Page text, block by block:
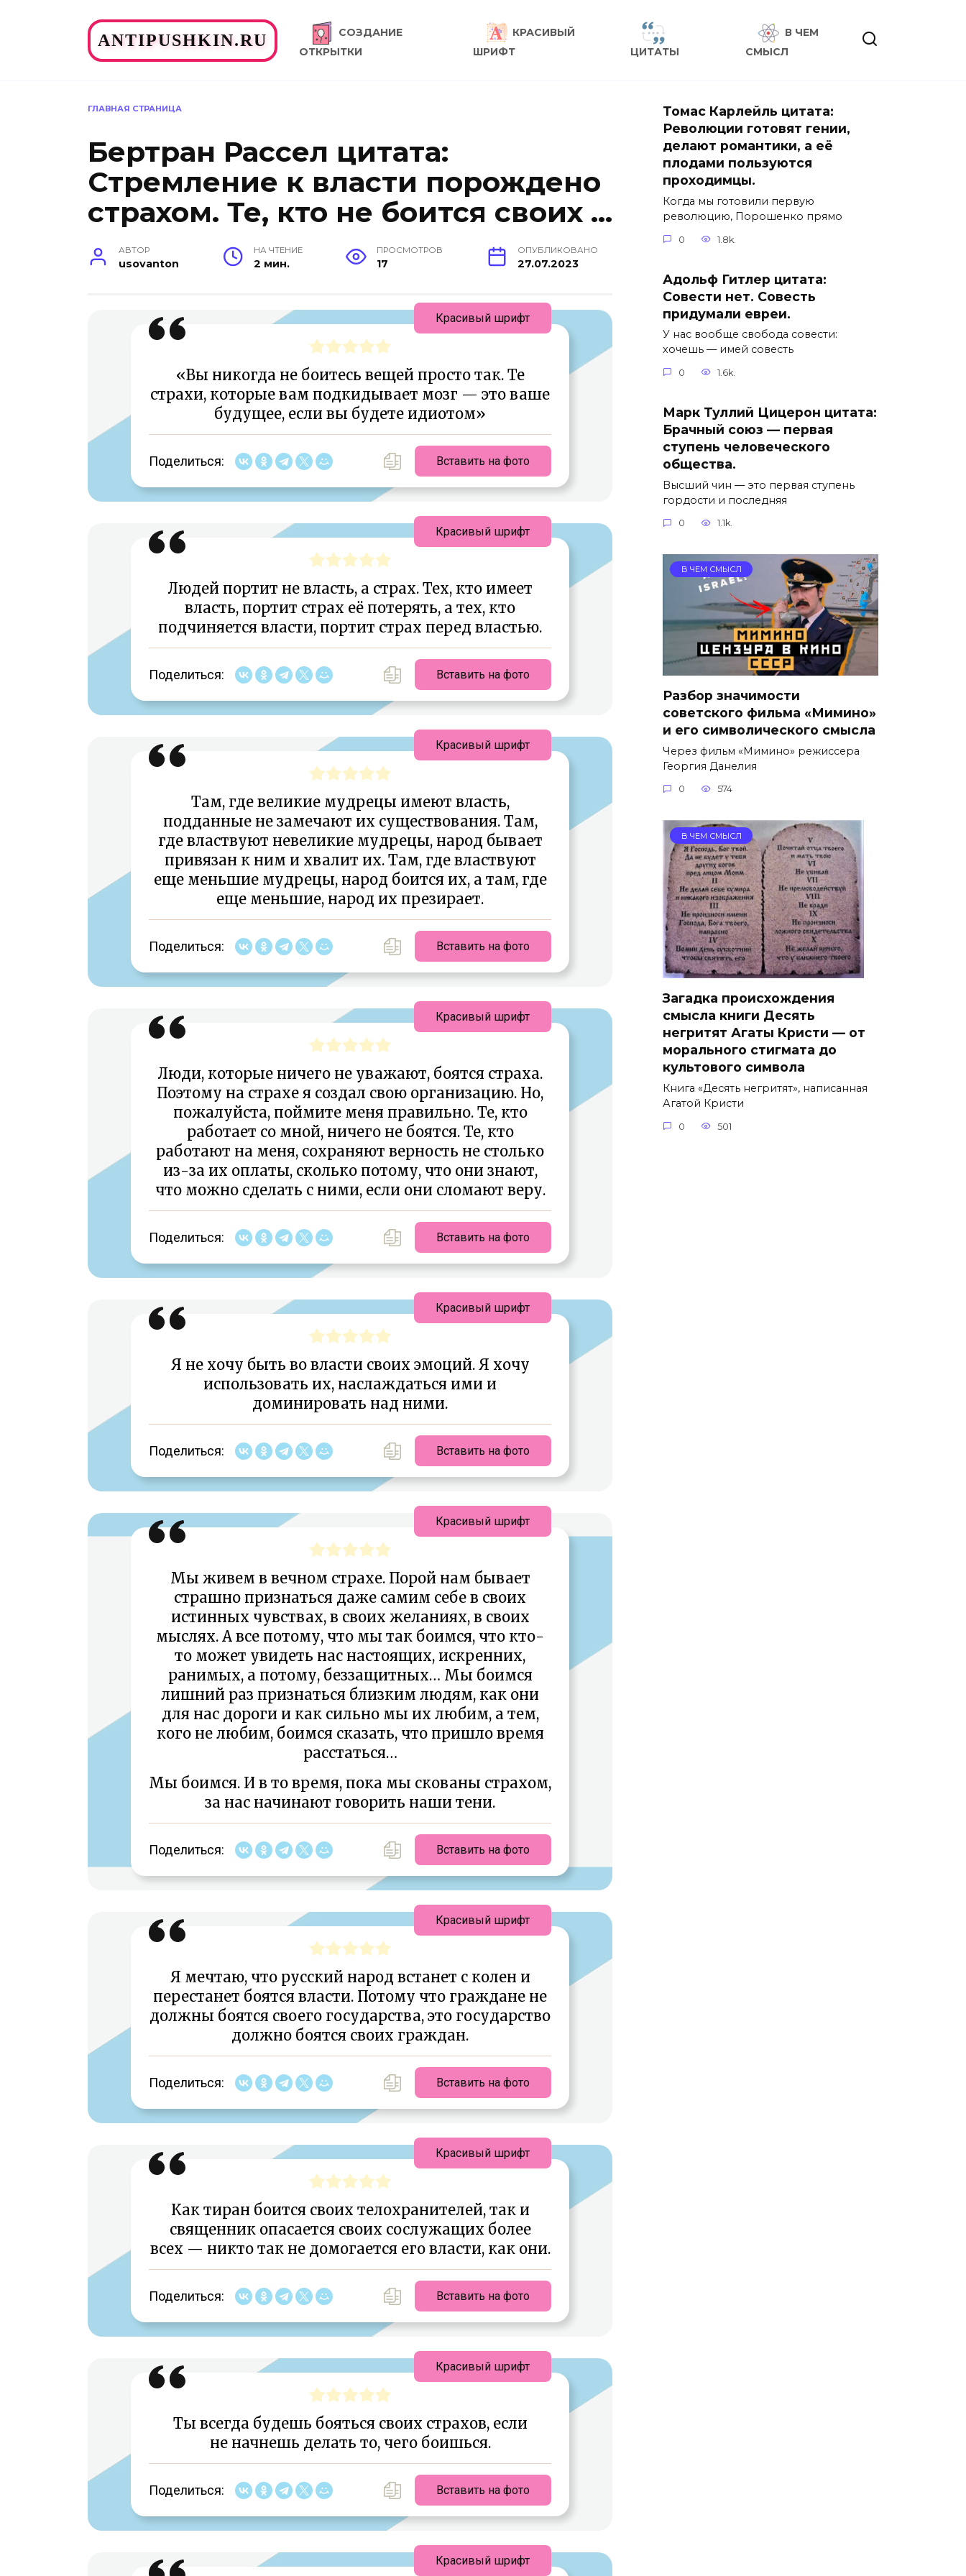
ANTIPUSHKIN.RU
СОЗДАНИЕ
ОТКРЫТКИ
КРАСИВЫЙ
ШРИФТ
ЦИТАТЫ
В ЧЕМ
СМЫСЛ
ГЛАВНАЯ СТРАНИЦА
Бертран Рассел цитата:
Стремление к власти порождено
страхом. Те, кто не боится своих …
АВТОР
usovanton
НА ЧТЕНИЕ
2 мин.
ПРОСМОТРОВ
17
ОПУБЛИКОВАНО
27.07.2023
«Вы никогда не боитесь вещей просто так. Те
страхи, которые вам подкидывает мозг — это ваше
будущее, если вы будете идиотом»
Поделиться: Вставить на фото
Красивый шрифт
Людей портит не власть, а страх. Тех, кто имеет
власть, портит страх её потерять, а тех, кто
подчиняется власти, портит страх перед властью.
Поделиться: Вставить на фото
Красивый шрифт
Там, где великие мудрецы имеют власть,
подданные не замечают их существования. Там,
где властвуют невеликие мудрецы, народ бывает
привязан к ним и хвалит их. Там, где властвуют
еще меньшие мудрецы, народ боится их, а там, где
еще меньшие, народ их презирает.
Поделиться: Вставить на фото
Красивый шрифт
Люди, которые ничего не уважают, боятся страха.
Поэтому на страхе я создал свою организацию. Но,
пожалуйста, поймите меня правильно. Те, кто
работает со мной, ничего не боятся. Те, кто
работают на меня, сохраняют верность не столько
из-за их оплаты, сколько потому, что они знают,
что можно сделать с ними, если они сломают веру.
Поделиться: Вставить на фото
Красивый шрифт
Я не хочу быть во власти своих эмоций. Я хочу
использовать их, наслаждаться ими и
доминировать над ними.
Поделиться: Вставить на фото
Красивый шрифт
Мы живем в вечном страхе. Порой нам бывает
страшно признаться даже самим себе в своих
истинных чувствах, в своих желаниях, в своих
мыслях. А все потому, что мы так боимся, что кто-
то может увидеть нас настоящих, искренних,
ранимых, а потому, беззащитных… Мы боимся
лишний раз признаться близким людям, как они
для нас дороги и как сильно мы их любим, а тем,
кого не любим, боимся сказать, что пришло время
расстаться…
Мы боимся. И в то время, пока мы скованы страхом,
за нас начинают говорить наши тени.
Поделиться: Вставить на фото
Красивый шрифт
Я мечтаю, что русский народ встанет с колен и
перестанет боятся власти. Потому что граждане не
должны боятся своего государства, это государство
должно боятся своих граждан.
Поделиться: Вставить на фото
Красивый шрифт
Как тиран боится своих телохранителей, так и
священник опасается своих сослужащих более
всех — никто так не домогается его власти, как они.
Поделиться: Вставить на фото
Красивый шрифт
Ты всегда будешь бояться своих страхов, если
не начнешь делать то, чего боишься.
Поделиться: Вставить на фото
Красивый шрифт
Красивый шрифт
Томас Карлейль цитата:
Революции готовят гении,
делают романтики, а её
плодами пользуются
проходимцы.
Когда мы готовили первую
революцию, Порошенко прямо
0 1.8k.
Адольф Гитлер цитата:
Совести нет. Совесть
придумали евреи.
У нас вообще свобода совести:
хочешь — имей совесть
0 1.6k.
Марк Туллий Цицерон цитата:
Брачный союз — первая
ступень человеческого
общества.
Высший чин — это первая ступень
гордости и последняя
0 1.1k.
В ЧЕМ СМЫСЛ
Разбор значимости
советского фильма «Мимино»
и его символического смысла
Через фильм «Мимино» режиссера
Георгия Данелия
0 574
В ЧЕМ СМЫСЛ
Загадка происхождения
смысла книги Десять
негритят Агаты Кристи — от
морального стигмата до
культового символа
Книга «Десять негритят», написанная
Агатой Кристи
0 501